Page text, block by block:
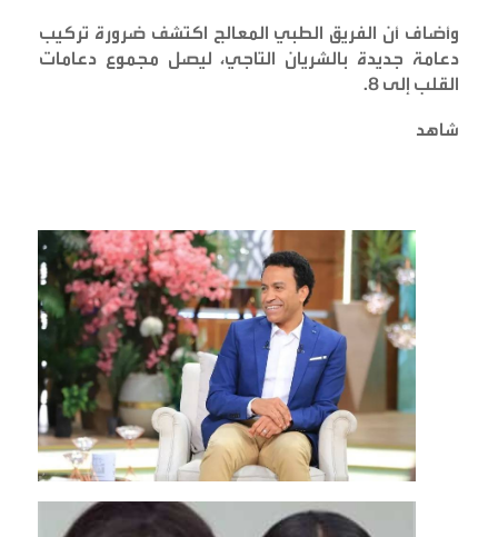
وأضاف أن الفريق الطبي المعالج اكتشف ضرورة تركيب
دعامة جديدة بالشريان التاجي، ليصل مجموع دعامات
القلب إلى 8
.
شاهد